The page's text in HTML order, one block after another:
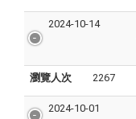
2024-10-14
瀏覽人次 2267
2024-10-01